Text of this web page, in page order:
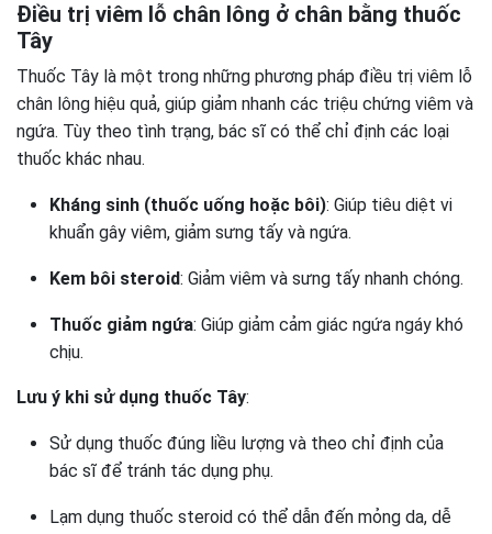
Điều trị viêm lỗ chân lông ở chân bằng thuốc
Tây
Thuốc Tây là một trong những phương pháp điều trị viêm lỗ
chân lông hiệu quả, giúp giảm nhanh các triệu chứng viêm và
ngứa. Tùy theo tình trạng, bác sĩ có thể chỉ định các loại
thuốc khác nhau.
Kháng sinh (thuốc uống hoặc bôi): Giúp tiêu diệt vi
khuẩn gây viêm, giảm sưng tấy và ngứa.
Kem bôi steroid: Giảm viêm và sưng tấy nhanh chóng.
Thuốc giảm ngứa: Giúp giảm cảm giác ngứa ngáy khó
chịu.
Lưu ý khi sử dụng thuốc Tây:
Sử dụng thuốc đúng liều lượng và theo chỉ định của
bác sĩ để tránh tác dụng phụ.
Lạm dụng thuốc steroid có thể dẫn đến mỏng da, dễ